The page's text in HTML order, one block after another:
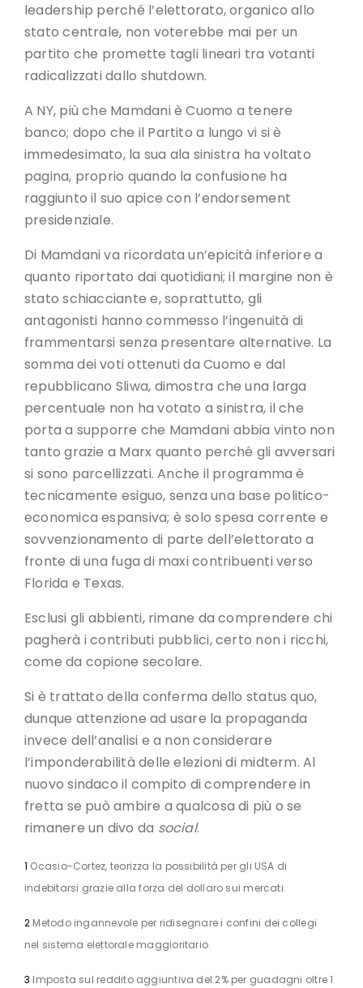
leadership perché l’elettorato, organico allo
stato centrale, non voterebbe mai per un
partito che promette tagli lineari tra votanti
radicalizzati dallo shutdown.
A NY, più che Mamdani è Cuomo a tenere
banco; dopo che il Partito a lungo vi si è
immedesimato, la sua ala sinistra ha voltato
pagina, proprio quando la confusione ha
raggiunto il suo apice con l’endorsement
presidenziale.
Di Mamdani va ricordata un’epicità inferiore a
quanto riportato dai quotidiani; il margine non è
stato schiacciante e, soprattutto, gli
antagonisti hanno commesso l’ingenuità di
frammentarsi senza presentare alternative. La
somma dei voti ottenuti da Cuomo e dal
repubblicano Sliwa, dimostra che una larga
percentuale non ha votato a sinistra, il che
porta a supporre che Mamdani abbia vinto non
tanto grazie a Marx quanto perché gli avversari
si sono parcellizzati. Anche il programma è
tecnicamente esiguo, senza una base politico-
economica espansiva; è solo spesa corrente e
sovvenzionamento di parte dell’elettorato a
fronte di una fuga di maxi contribuenti verso
Florida e Texas.
Esclusi gli abbienti, rimane da comprendere chi
pagherà i contributi pubblici, certo non i ricchi,
come da copione secolare.
Si è trattato della conferma dello status quo,
dunque attenzione ad usare la propaganda
invece dell’analisi e a non considerare
l’imponderabilità delle elezioni di midterm. Al
nuovo sindaco il compito di comprendere in
fretta se può ambire a qualcosa di più o se
rimanere un divo da social.
1 Ocasio-Cortez, teorizza la possibilità per gli USA di
indebitarsi grazie alla forza del dollaro sui mercati.
2 Metodo ingannevole per ridisegnare i confini dei collegi
nel sistema elettorale maggioritario.
3 Imposta sul reddito aggiuntiva del 2% per guadagni oltre 1